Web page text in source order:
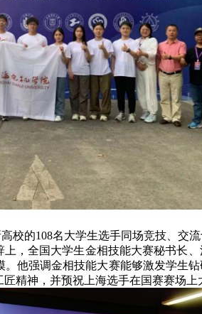
高校的108名大学生选手同场竞技、交
，全国大学生金相技能大赛秘书长
他强调金相技能大赛能够激发学生
精神，并预祝上海选手在国赛赛场上